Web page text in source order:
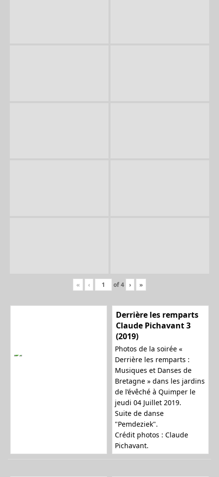
« ‹ of4 › »
Derrière les remparts
Claude Pichavant 3
(2019)
Photos de la soirée «
Derrière les remparts :
Musiques et Danses de
Bretagne » dans les jardins
de l’évêché à Quimper le
jeudi 04 Juillet 2019.
Suite de danse
"Pemdeziek".
Crédit photos : Claude
Pichavant.